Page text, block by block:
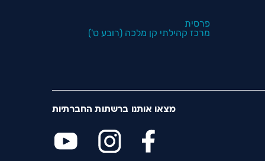
פרסית
מרכז קהילתי קן מלכה (רובע ט')
מצאו אותנו ברשתות החברתיות